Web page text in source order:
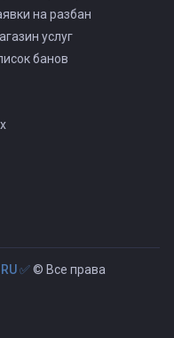
на разбан
услуг
банов
✅© Все права